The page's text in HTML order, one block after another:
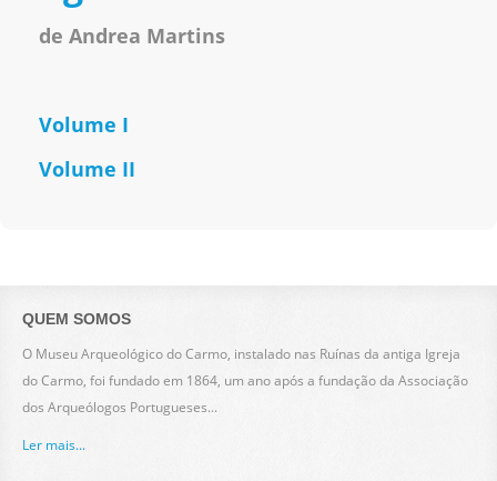
de Andrea Martins
Volume I
Volume II
QUEM SOMOS
O Museu Arqueológico do Carmo, instalado nas Ruínas da antiga Igreja
do Carmo, foi fundado em 1864, um ano após a fundação da Associação
dos Arqueólogos Portugueses...
Ler mais...